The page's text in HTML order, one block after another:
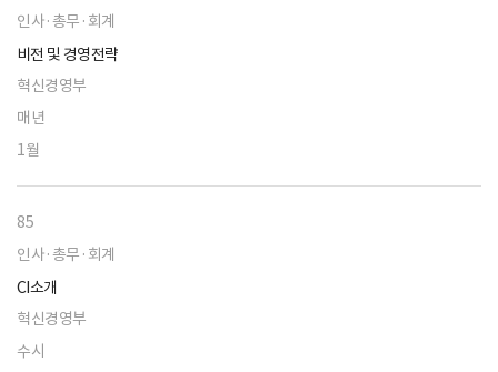
인사·총무·회계
비전 및 경영전략
혁신경영부
매년
1월
85
인사·총무·회계
CI소개
혁신경영부
수시